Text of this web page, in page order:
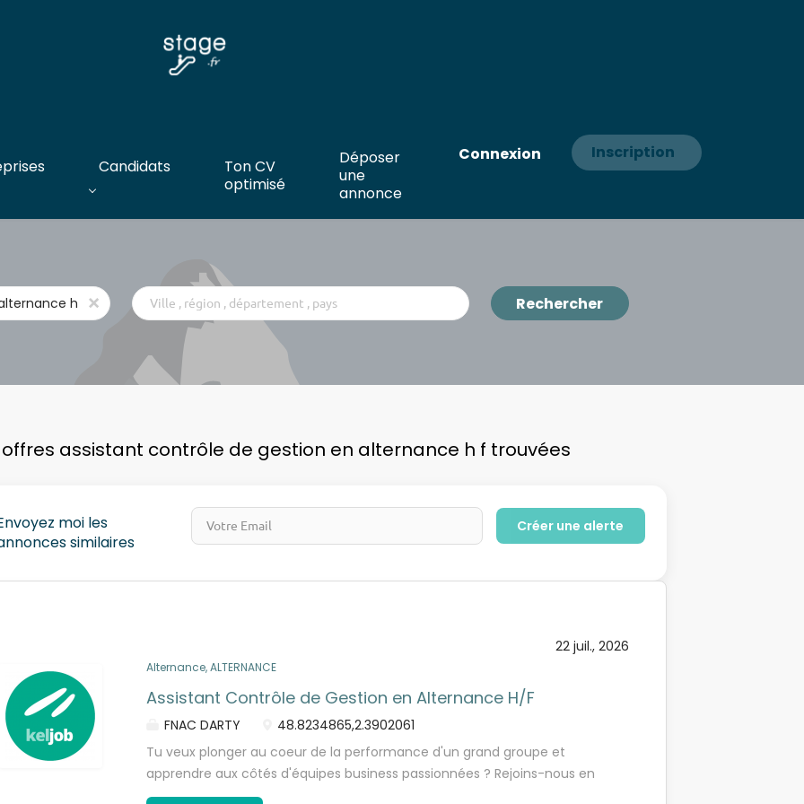
Connexion Inscription
Candidats
Ton CV
optimisé
Déposer
une
annonce
x
Ville
,
département
,
Rechercher
Rechercher
offres assistant contrôle de gestion en alternance h f trouvées
moi les
similaires
22 juil., 2026
Alternance, ALTERNANCE
Assistant Contrôle de Gestion en Alternance H/F
FNAC DARTY
48.8234865,2.3902061
Tu veux plonger au coeur de la performance d'un grand groupe et
apprendre aux côtés d'équipes business passionnées ? Rejoins-nous en
alternance et participe à la prise de décision commerciale grâce à tes